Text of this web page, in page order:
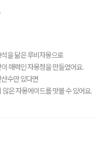
을 닮은 루비자몽으로
매력인 자몽청을 만들었어요.
수만 있다면
않은 자몽에이드를 맛볼 수 있어요.